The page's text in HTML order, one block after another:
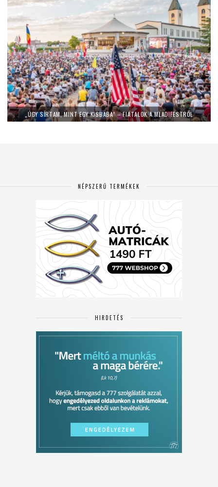
„ÚGY SÍRTAM, MINT EGY KISBABA” – FIATALOK A MLADIFESTRŐL
NÉPSZERŰ TERMÉKEK
HIRDETÉS